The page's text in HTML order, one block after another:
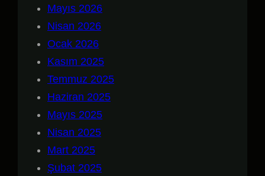
Mayıs 2026
Nisan 2026
Ocak 2026
Kasım 2025
Temmuz 2025
Haziran 2025
Mayıs 2025
Nisan 2025
Mart 2025
Şubat 2025